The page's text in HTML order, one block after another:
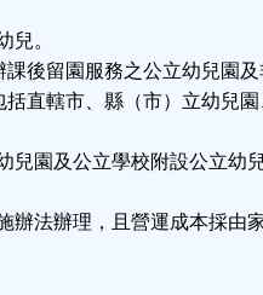
。
後留園服務之公立幼兒園
直轄市、縣（市）立幼兒
園及公立學校附設公立幼
法辦理，且營運成本採由